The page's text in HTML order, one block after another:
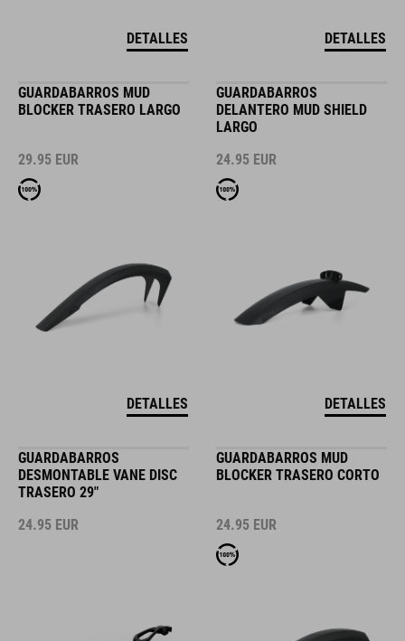
DETALLES DETALLES
GUARDABARROS MUD
BLOCKER TRASERO LARGO
29.95 EUR
DETALLES
GUARDABARROS
DELANTERO MUD SHIELD
LARGO
24.95 EUR
DETALLES
GUARDABARROS
DESMONTABLE VANE DISC
TRASERO 29"
24.95 EUR
GUARDABARROS MUD
BLOCKER TRASERO CORTO
24.95 EUR